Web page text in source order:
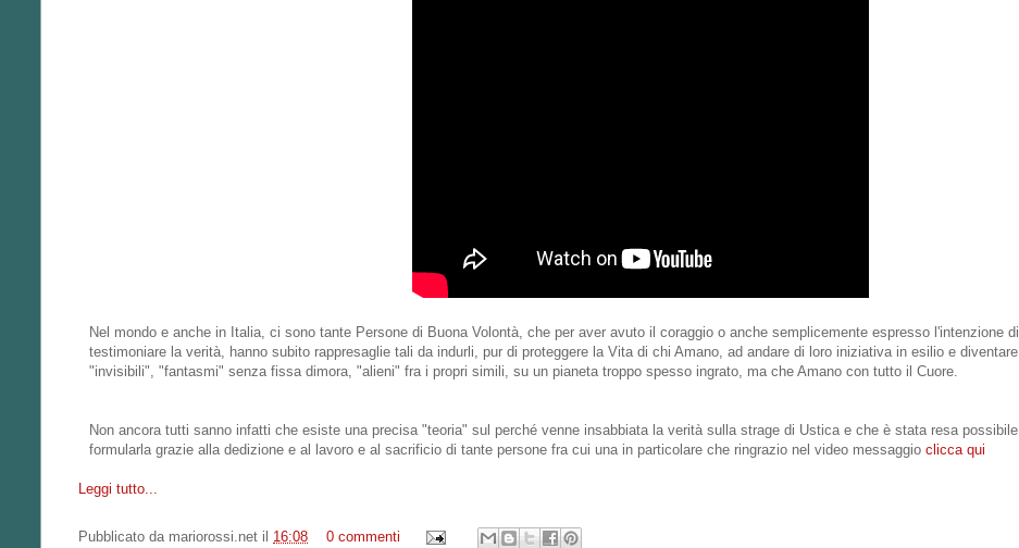
Nel mondo e anche in Italia, ci sono tante Persone di Buona Volontà, che per aver avuto il coraggio o anche semplicemente espresso l'intenzione di
testimoniare la verità, hanno subito rappresaglie tali da indurli, pur di proteggere la Vita di chi Amano, ad andare di loro iniziativa in esilio e diventare
"invisibili", "fantasmi" senza fissa dimora, "alieni" fra i propri simili, su un pianeta troppo spesso ingrato, ma che Amano con tutto il Cuore.
Non ancora tutti sanno infatti che esiste una precisa "teoria" sul perché venne insabbiata la verità sulla strage di Ustica e che è stata resa possibile
formularla grazie alla dedizione e al lavoro e al sacrificio di tante persone fra cui una in particolare che ringrazio nel video messaggio clicca qui
Leggi tutto...
Pubblicato da mariorossi.net il 16:08
0 commenti